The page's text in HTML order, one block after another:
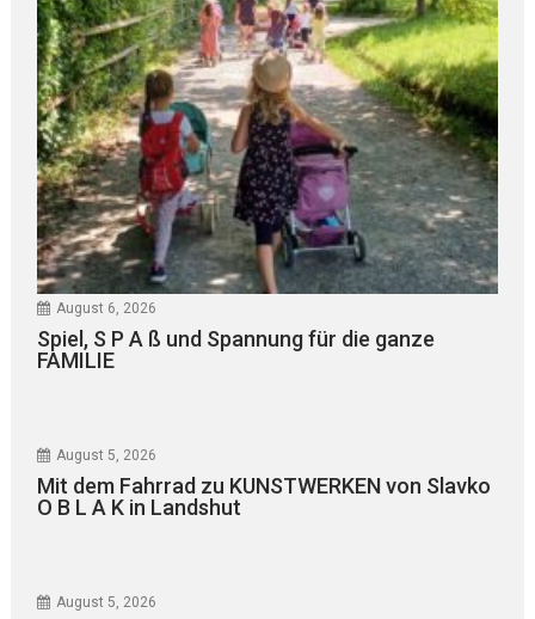
August 6, 2026
Spiel, S P A ß und Spannung für die ganze
FAMILIE
August 5, 2026
Mit dem Fahrrad zu KUNSTWERKEN von Slavko
O B L A K in Landshut
August 5, 2026